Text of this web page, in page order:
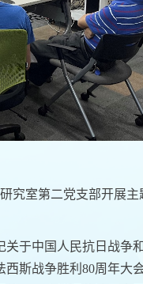
究室第二党支部开展
于中国人民抗日战争
斯战争胜利80周年大